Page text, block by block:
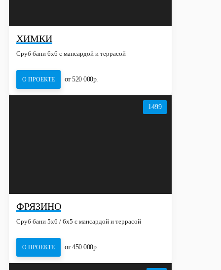
ХИМКИ
Сруб бани 6х6 с мансардой и террасой
О ПРОЕКТЕ от 520 000р.
1499
ФРЯЗИНО
Сруб бани 5х6 / 6x5 с мансардой и террасой
О ПРОЕКТЕ от 450 000р.